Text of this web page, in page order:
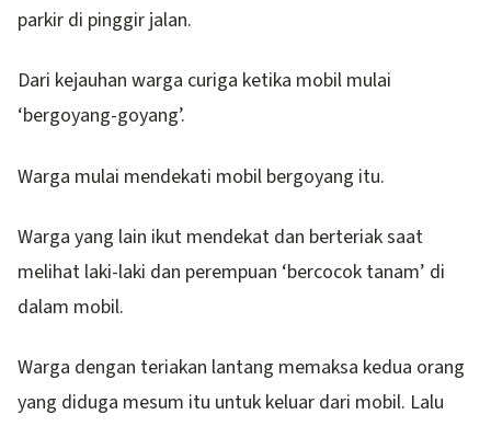
parkir di pinggir jalan.
Dari kejauhan warga curiga ketika mobil mulai
‘bergoyang-goyang’.
Warga mulai mendekati mobil bergoyang itu.
Warga yang lain ikut mendekat dan berteriak saat
melihat laki-laki dan perempuan ‘bercocok tanam’ di
dalam mobil.
Warga dengan teriakan lantang memaksa kedua orang
yang diduga mesum itu untuk keluar dari mobil. Lalu